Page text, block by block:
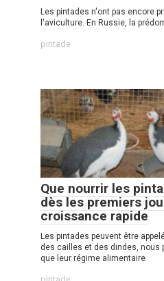
Les pintades n'ont pas encore
l'aviculture. En Russie, la
pintade
Que nourrir les
dès les premiers
croissance rapide
Les pintades peuvent être
des cailles et des dindes, nous
que leur régime alimentaire